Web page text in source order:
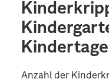
Anzahl der